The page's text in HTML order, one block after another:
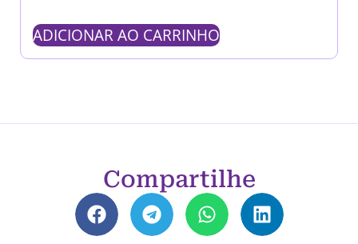
ADICIONAR AO CARRINHO
Compartilhe